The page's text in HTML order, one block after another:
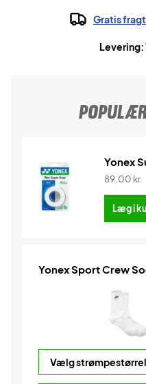
Gratis fragt
Levering:
Yonex
89,00 kr.
Læg i
Yonex Sport Crew